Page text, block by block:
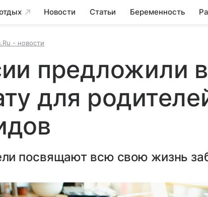
Новости Статьи Беременность
- новости
предложили
для
посвящают всю свою жизнь